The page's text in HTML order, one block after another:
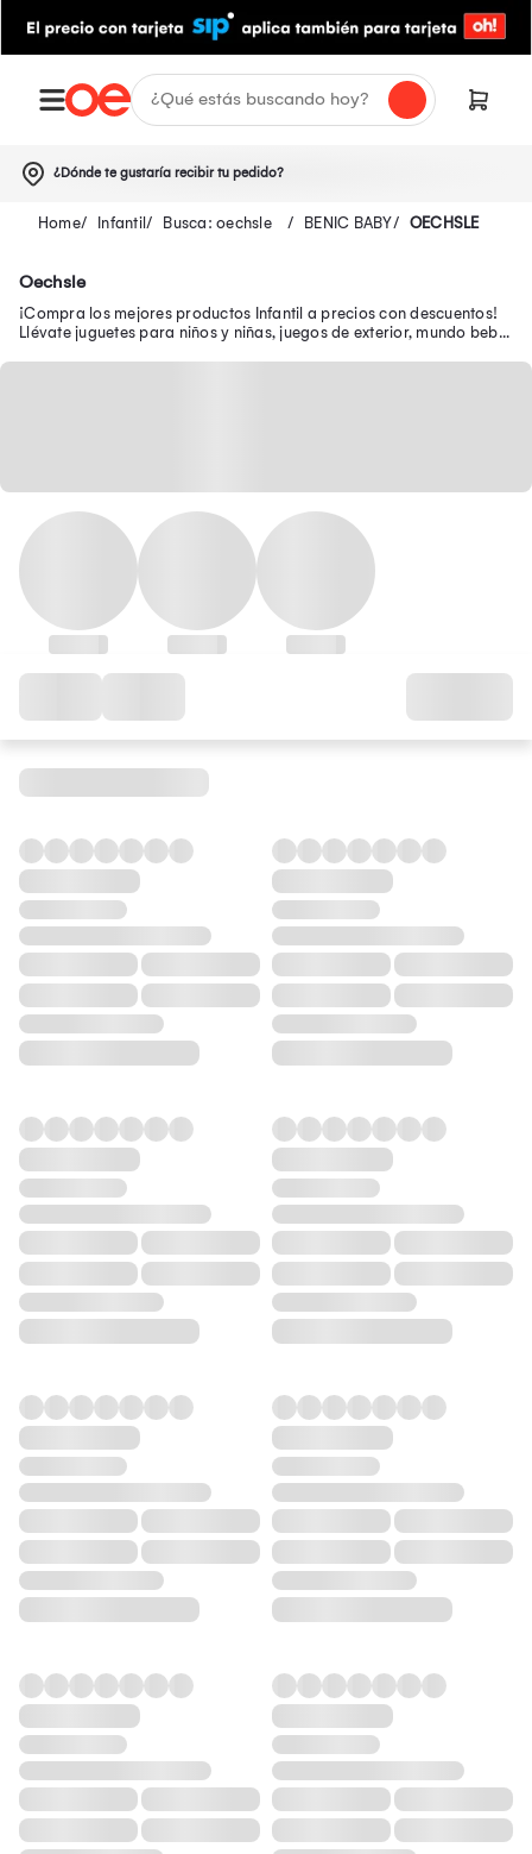
¿Dónde te gustaría recibir tu pedido?
Infantil Busca: oechsle BENIC BABY OECHSLE
Oechsle
¡Compra los mejores productos Infantil a precios con descuentos!
Llévate juguetes para niños y niñas, juegos de exterior, mundo bebé,